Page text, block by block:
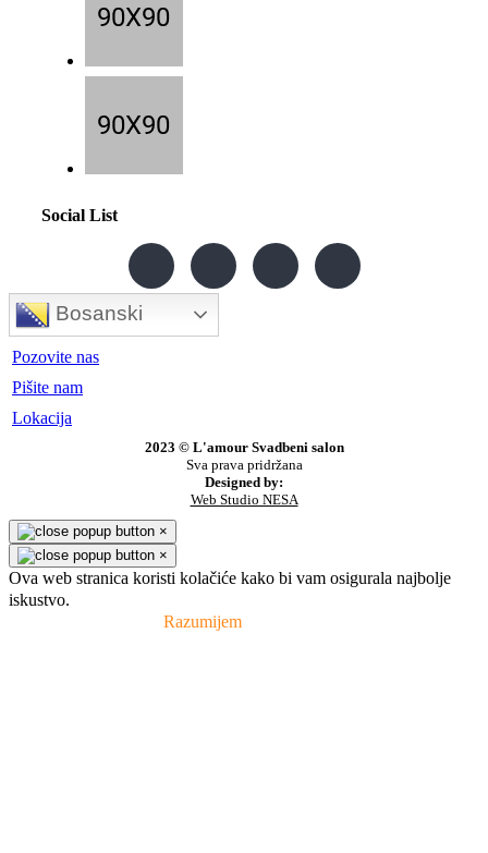
Social List
Bosanski
Pozovite nas
Pišite nam
Lokacija
2023 © L'amour Svadbeni salon
Sva prava pridržana
Designed by:
Web Studio NESA
×
×
Ova web stranica koristi kolačiće kako bi vam osigurala najbolje
iskustvo.
Razumijem